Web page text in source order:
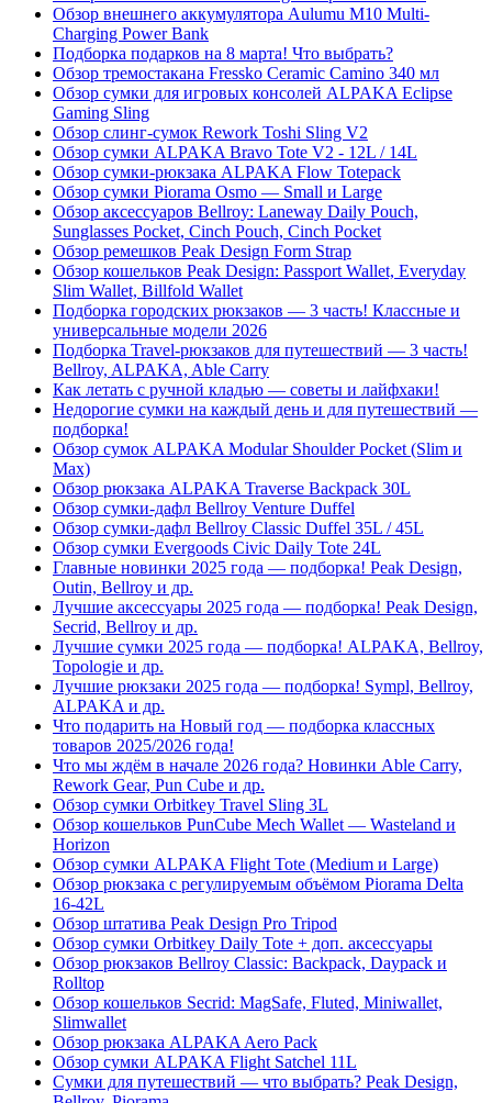
Обзор внешнего аккумулятора Aulumu M10 Multi-
Charging Power Bank
Подборка подарков на 8 марта! Что выбрать?
Обзор тремостакана Fressko Ceramic Camino 340 мл
Обзор сумки для игровых консолей ALPAKA Eclipse
Gaming Sling
Обзор слинг-сумок Rework Toshi Sling V2
Обзор сумки ALPAKA Bravo Tote V2 - 12L / 14L
Обзор сумки-рюкзака ALPAKA Flow Totepack
Обзор сумки Piorama Osmo — Small и Large
Обзор аксессуаров Bellroy: Laneway Daily Pouch,
Sunglasses Pocket, Cinch Pouch, Cinch Pocket
Обзор ремешков Peak Design Form Strap
Обзор кошельков Peak Design: Passport Wallet, Everyday
Slim Wallet, Billfold Wallet
Подборка городских рюкзаков — 3 часть! Классные и
универсальные модели 2026
Подборка Travel-рюкзаков для путешествий — 3 часть!
Bellroy, ALPAKA, Able Carry
Как летать с ручной кладью — советы и лайфхаки!
Недорогие сумки на каждый день и для путешествий —
подборка!
Обзор сумок ALPAKA Modular Shoulder Pocket (Slim и
Max)
Обзор рюкзака ALPAKA Traverse Backpack 30L
Обзор сумки-дафл Bellroy Venture Duffel
Обзор сумки-дафл Bellroy Classic Duffel 35L / 45L
Обзор сумки Evergoods Civic Daily Tote 24L
Главные новинки 2025 года — подборка! Peak Design,
Outin, Bellroy и др.
Лучшие аксессуары 2025 года — подборка! Peak Design,
Secrid, Bellroy и др.
Лучшие сумки 2025 года — подборка! ALPAKA, Bellroy,
Topologie и др.
Лучшие рюкзаки 2025 года — подборка! Sympl, Bellroy,
ALPAKA и др.
Что подарить на Новый год — подборка классных
товаров 2025/2026 года!
Что мы ждём в начале 2026 года? Новинки Able Carry,
Rework Gear, Pun Cube и др.
Обзор сумки Orbitkey Travel Sling 3L
Обзор кошельков PunCube Mech Wallet — Wasteland и
Horizon
Обзор сумки ALPAKA Flight Tote (Medium и Large)
Обзор рюкзака с регулируемым объёмом Piorama Delta
16-42L
Обзор штатива Peak Design Pro Tripod
Обзор сумки Orbitkey Daily Tote + доп. аксессуары
Обзор рюкзаков Bellroy Classic: Backpack, Daypack и
Rolltop
Обзор кошельков Secrid: MagSafe, Fluted, Miniwallet,
Slimwallet
Обзор рюкзака ALPAKA Aero Pack
Обзор сумки ALPAKA Flight Satchel 11L
Сумки для путешествий — что выбрать? Peak Design,